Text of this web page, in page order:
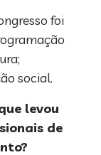
foi
social.
levou
de